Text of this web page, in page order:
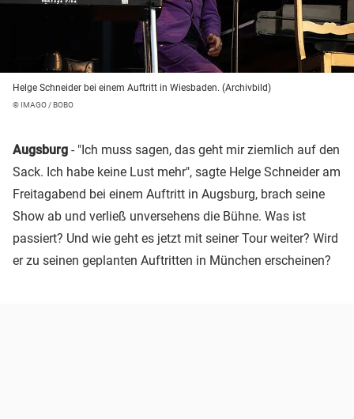
Helge Schneider bei einem Auftritt in Wiesbaden. (Archivbild)
© IMAGO / BOBO
Augsburg - "Ich muss sagen, das geht mir ziemlich auf den
Sack. Ich habe keine Lust mehr", sagte Helge Schneider am
Freitagabend bei einem Auftritt in Augsburg, brach seine
Show ab und verließ unversehens die Bühne. Was ist
passiert? Und wie geht es jetzt mit seiner Tour weiter? Wird
er zu seinen geplanten Auftritten in München erscheinen?